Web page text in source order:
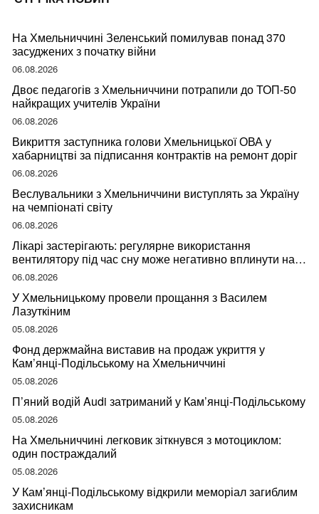
На Хмельниччині Зеленський помилував понад 370
засуджених з початку війни
06.08.2026
Двоє педагогів з Хмельниччини потрапили до ТОП-50
найкращих учителів України
06.08.2026
Викриття заступника голови Хмельницької ОВА у
хабарництві за підписання контрактів на ремонт доріг
06.08.2026
Веслувальники з Хмельниччини виступлять за Україну
на чемпіонаті світу
06.08.2026
Лікарі застерігають: регулярне використання
вентилятору під час сну може негативно вплинути на
ваше здоров’я
06.08.2026
У Хмельницькому провели прощання з Василем
Лазуткіним
05.08.2026
Фонд держмайна виставив на продаж укриття у
Кам’янці-Подільському на Хмельниччині
05.08.2026
П’яний водій Audi затриманий у Кам’янці-Подільському
05.08.2026
На Хмельниччині легковик зіткнувся з мотоциклом:
один постраждалий
05.08.2026
У Кам’янці-Подільському відкрили меморіал загиблим
захисникам